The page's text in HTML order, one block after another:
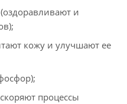
и
кожу и улучшают ее
процессы